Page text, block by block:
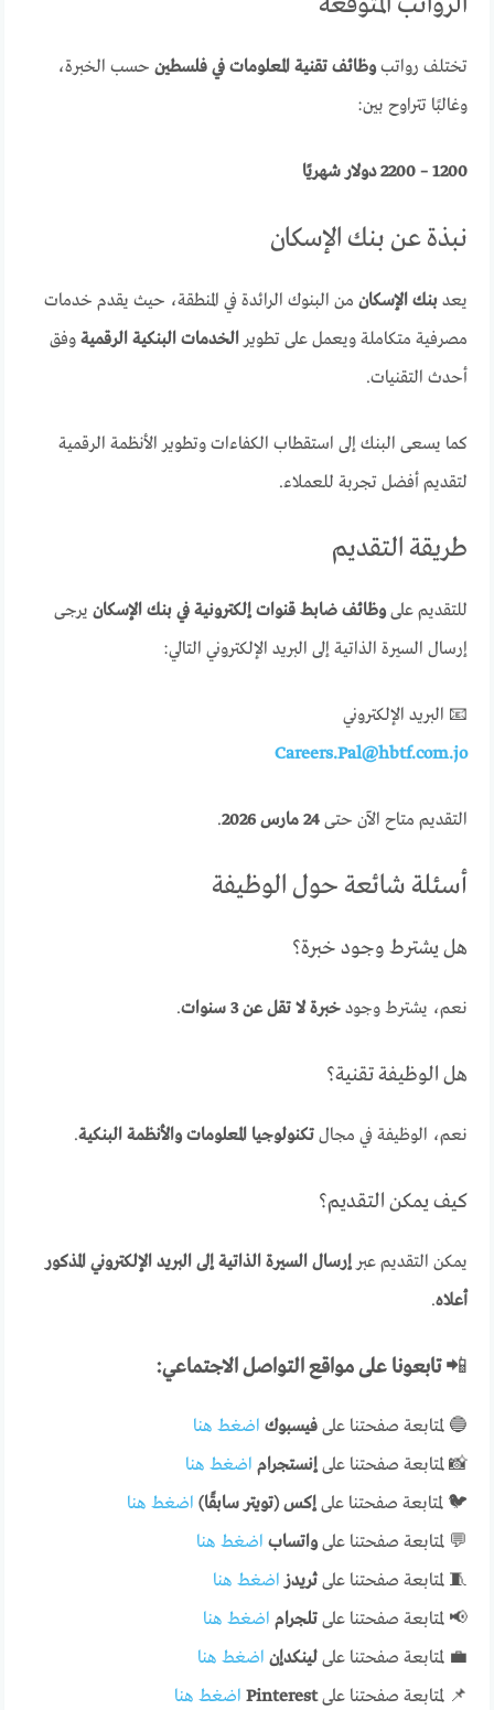
تختلف رواتبوظائف تقنية المعلومات في فلسطين حسب الخبرة،
وغالبًا تتراوح بين:
1200 – 2200 دولار شهريًا
نبذة عن بنك الإسكان
يعدبنك الإسكان من البنوك الرائدة في المنطقة، حيث يقدم خدمات
مصرفية متكاملة ويعمل على تطويرالخدمات البنكية الرقمية وفق
أحدث التقنيات.
كما يسعى البنك إلى استقطاب الكفاءات وتطوير الأنظمة الرقمية
لتقديم أفضل تجربة للعملاء.
طريقة التقديم
للتقديم علىوظائف ضابط قنوات إلكترونية في بنك الإسكان يرجى
إرسال السيرة الذاتية إلى البريد الإلكتروني التالي:
📧 البريد الإلكتروني
Careers.Pal@hbtf.com.jo
التقديم متاح الآن حتى24 مارس 2026 .
أسئلة شائعة حول الوظيفة
هل يشترط وجود خبرة؟
نعم، يشترط وجودخبرة لا تقل عن 3 سنوات .
هل الوظيفة تقنية؟
نعم، الوظيفة في مجالتكنولوجيا المعلومات والأنظمة البنكية.
كيف يمكن التقديم؟
يمكن التقديم عبرإرسال السيرة الذاتية إلى البريد الإلكتروني المذكور
أعلاه.
📲تابعونا على مواقع التواصل الاجتماعي:
🔵 لمتابعة صفحتنا علىفيسبوك اضغط هنا
📸 لمتابعة صفحتنا علىإنستجرام اضغط هنا
🐦 لمتابعة صفحتنا علىإكس (تويتر سابقًا) اضغط هنا
💬 لمتابعة صفحتنا علىواتساب اضغط هنا
🧵 لمتابعة صفحتنا علىثريدز اضغط هنا
📢 لمتابعة صفحتنا علىتلجرام اضغط هنا
💼 لمتابعة صفحتنا علىلينكدإن اضغط هنا
📌 لمتابعة صفحتنا علىPinterest اضغط هنا